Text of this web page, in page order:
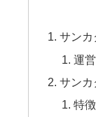
サンカ
運
サン
特